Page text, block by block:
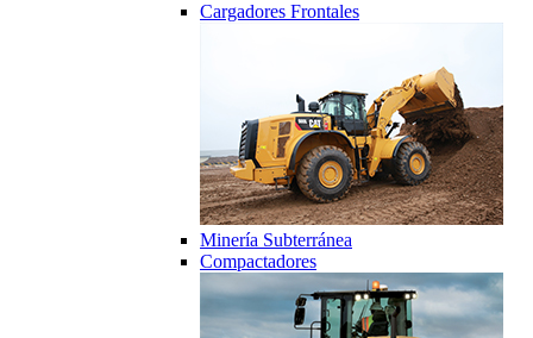
Cargadores Frontales
Minería Subterránea
Compactadores